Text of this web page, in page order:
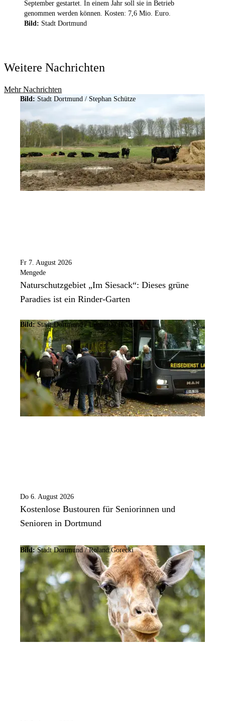
September gestartet. In einem Jahr soll sie in Betrieb
genommen werden können. Kosten: 7,6 Mio. Euro.
Bild: Stadt Dortmund
Weitere Nachrichten
Mehr Nachrichten
Bild: Stadt Dortmund / Stephan Schütze
Fr 7. August 2026
Mengede
Naturschutzgebiet „Im Siesack“: Dieses grüne
Paradies ist ein Rinder-Garten
Bild: Stadt Dortmund / Leonardo Hering
Do 6. August 2026
Kostenlose Bustouren für Seniorinnen und
Senioren in Dortmund
Bild:Stadt Dortmund / Roland Gorecki